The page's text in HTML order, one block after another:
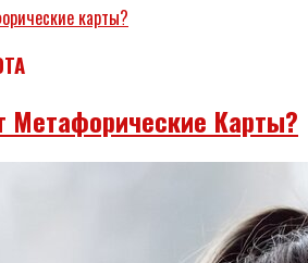
Метафорические Карты?